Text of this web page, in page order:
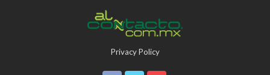
Privacy Policy